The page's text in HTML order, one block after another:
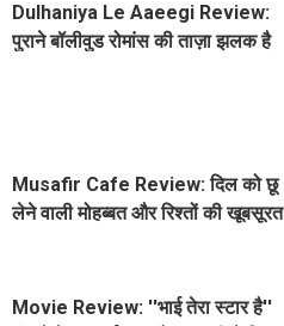
Dulhaniya Le Aaeegi Review:
पुराने बॉलीवुड रोमांस की ताज़ा झलक है
Musafir Cafe Review: दिल को छू
लेने वाली मोहब्बत और रिश्तों की खूबसूरत
Movie Review: ''भाई तेरा स्टार है''